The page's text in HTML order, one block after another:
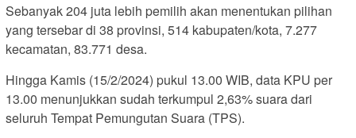
Sebanyak 204 juta lebih pemilih akan menentukan pilihan
yang tersebar di 38 provinsi, 514 kabupaten/kota, 7.277
kecamatan, 83.771 desa.
Hingga Kamis (15/2/2024) pukul 13.00 WIB, data KPU per
13.00 menunjukkan sudah terkumpul 2,63% suara dari
seluruh Tempat Pemungutan Suara (TPS).